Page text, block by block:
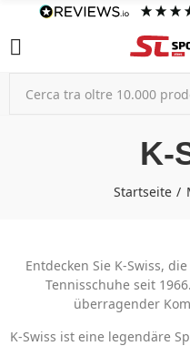
K-
Startseite
Entdecken Sie K-Swiss,
Tennisschuhe seit
überragender
K-Swiss ist eine legendäre